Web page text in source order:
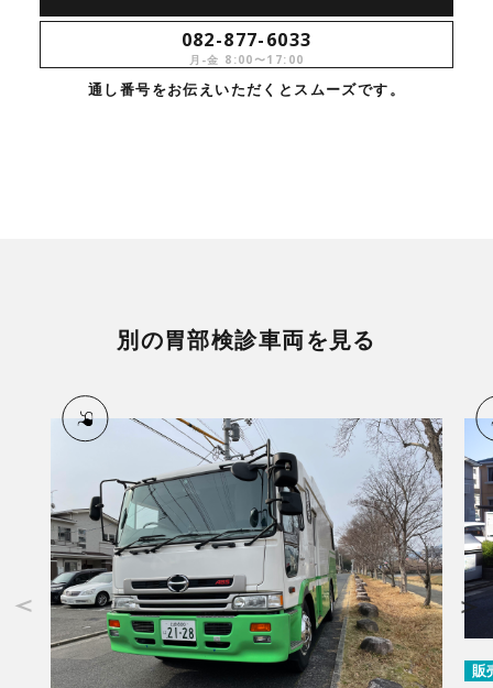
082-877-6033
月-金 8:00〜17:00
通し番号をお伝えいただくとスムーズです。
別の胃部検診車両を見る
販